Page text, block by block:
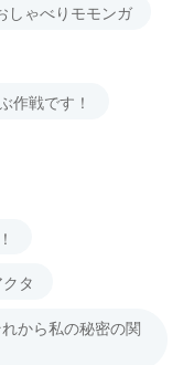
しゃべりモモンガ
作戦です！
タ
から私の秘密の関